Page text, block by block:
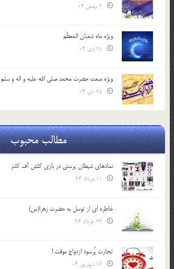
ویژه ماه شعبان المعظّم
ویژه مبعث حضرت محمد صلی الله علیه و اله و سلم
مطالب محبوب
نمادهای شیطان پرستی در بازی کلش آف کلنز
خاطره ای از توسل به حضرت زهرا(س)
تجارت پُرسود ازدواج موقت !